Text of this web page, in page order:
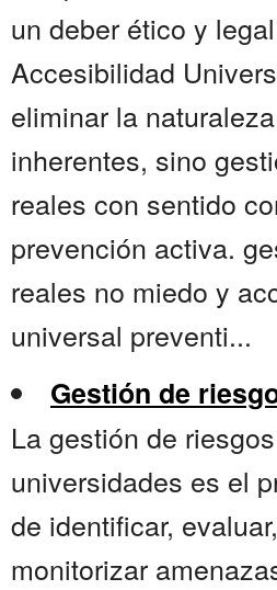
un deber ético y
Accesibilidad
eliminar la
inherentes, sino
reales con sentido
prevención activa.
reales no miedo y
universal preventi...
Gestión de
La gestión de
universidades es el
de identificar,
monitorizar